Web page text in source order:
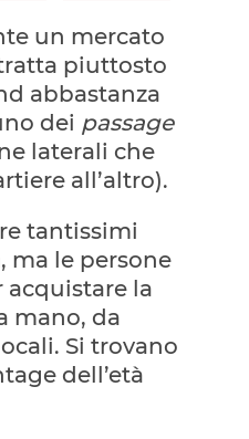
un mercato
piuttosto
abbastanza
dei passage
laterali che
all’altro).
tantissimi
, ma le persone
acquistare la
mano, da
Si trovano
dell’età